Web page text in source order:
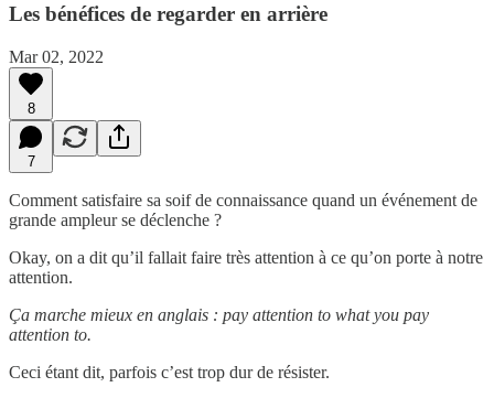
Les bénéfices de regarder en arrière
Mar 02, 2022
8
7
Comment satisfaire sa soif de connaissance quand un événement de
grande ampleur se déclenche ?
Okay, on a dit qu’il fallait faire très attention à ce qu’on porte à notre
attention.
Ça marche mieux en anglais : pay attention to what you pay
attention to.
Ceci étant dit, parfois c’est trop dur de résister.